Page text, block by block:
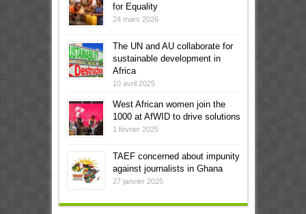
for Equality
24 mars 2026
The UN and AU collaborate for
sustainable development in
Africa
10 avril 2025
West African women join the
1000 at AfWID to drive solutions
1 février 2025
TAEF concerned about impunity
against journalists in Ghana
27 janvier 2025